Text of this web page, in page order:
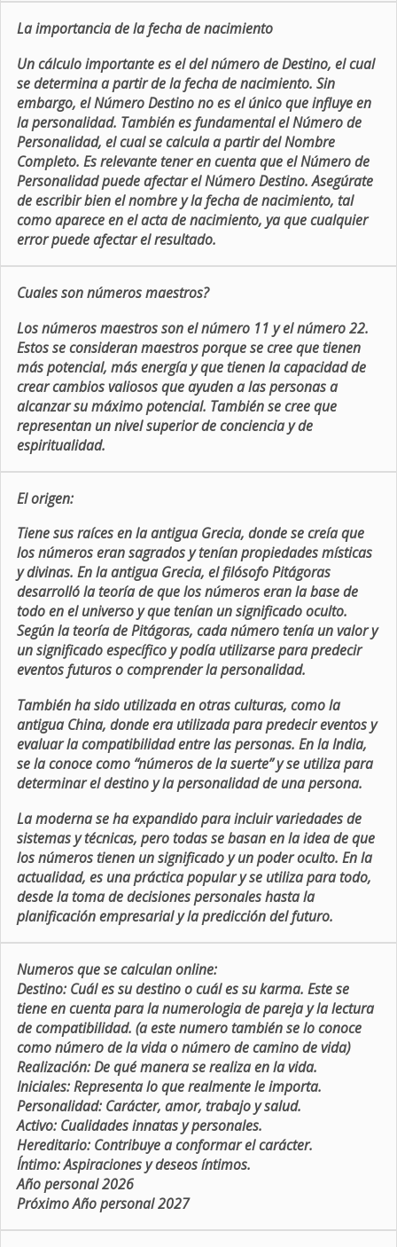
La importancia de la fecha de nacimiento
Un cálculo importante es el del número de Destino, el cual
se determina a partir de la fecha de nacimiento. Sin
embargo, el Número Destino no es el único que influye en
la personalidad. También es fundamental el Número de
Personalidad, el cual se calcula a partir del Nombre
Completo. Es relevante tener en cuenta que el Número de
Personalidad puede afectar el Número Destino. Asegúrate
de escribir bien el nombre y la fecha de nacimiento, tal
como aparece en el acta de nacimiento, ya que cualquier
error puede afectar el resultado.
Cuales son números maestros?
Los números maestros son el número 11 y el número 22.
Estos se consideran maestros porque se cree que tienen
más potencial, más energía y que tienen la capacidad de
crear cambios valiosos que ayuden a las personas a
alcanzar su máximo potencial. También se cree que
representan un nivel superior de conciencia y de
espiritualidad.
El origen:
Tiene sus raíces en la antigua Grecia, donde se creía que
los números eran sagrados y tenían propiedades místicas
y divinas. En la antigua Grecia, el filósofo Pitágoras
desarrolló la teoría de que los números eran la base de
todo en el universo y que tenían un significado oculto.
Según la teoría de Pitágoras, cada número tenía un valor y
un significado específico y podía utilizarse para predecir
eventos futuros o comprender la personalidad.
También ha sido utilizada en otras culturas, como la
antigua China, donde era utilizada para predecir eventos y
evaluar la compatibilidad entre las personas. En la India,
se la conoce como “números de la suerte” y se utiliza para
determinar el destino y la personalidad de una persona.
La moderna se ha expandido para incluir variedades de
sistemas y técnicas, pero todas se basan en la idea de que
los números tienen un significado y un poder oculto. En la
actualidad, es una práctica popular y se utiliza para todo,
desde la toma de decisiones personales hasta la
planificación empresarial y la predicción del futuro.
Numeros que se calculan online:
Destino: Cuál es su destino o cuál es su karma. Este se
tiene en cuenta para la numerologia de pareja y la lectura
de compatibilidad. (a este numero también se lo conoce
como número de la vida o número de camino de vida)
Realización:De qué manera se realiza en la vida.
Iniciales:Representa lo que realmente le importa.
Personalidad:Carácter, amor, trabajo y salud.
Activo:Cualidades innatas y personales.
Hereditario:Contribuye a conformar el carácter.
Íntimo:Aspiraciones y deseos íntimos.
Año personal 2026
Próximo Año personal 2027